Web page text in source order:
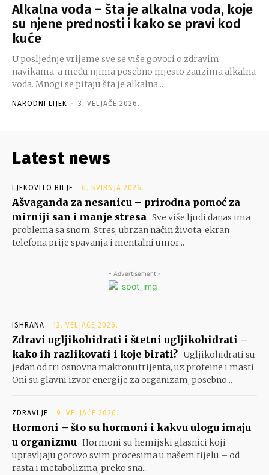
Alkalna voda – šta je alkalna voda, koje
su njene prednosti i kako se pravi kod
kuće
U posljednje vrijeme sve se više govori o zdravim
navikama, a među njima posebno mjesto zauzima alkalna
voda. Mnogi se pitaju šta je alkalna...
NARODNI LIJEK - 3. VELJAČE 2026.
Latest news
LJEKOVITO BILJE 6. SVIBNJA 2026.
Ašvaganda za nesanicu – prirodna pomoć za
mirniji san i manje stresa Sve više ljudi danas ima
problema sa snom. Stres, ubrzan način života, ekran
telefona prije spavanja i mentalni umor...
- Advertisement -
ISHRANA 12. VELJAČE 2026.
Zdravi ugljikohidrati i štetni ugljikohidrati –
kako ih razlikovati i koje birati? Ugljikohidrati su
jedan od tri osnovna makronutrijenta, uz proteine i masti.
Oni su glavni izvor energije za organizam, posebno...
ZDRAVLJE 9. VELJAČE 2026.
Hormoni – što su hormoni i kakvu ulogu imaju
u organizmu Hormoni su hemijski glasnici koji
upravljaju gotovo svim procesima u našem tijelu – od
rasta i metabolizma, preko sna...